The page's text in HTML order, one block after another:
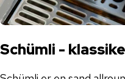
Schümli -